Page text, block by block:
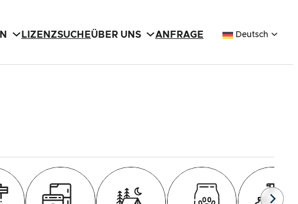
LIZENZSUCHEÜBER UNS ANFRAGE Deutsch